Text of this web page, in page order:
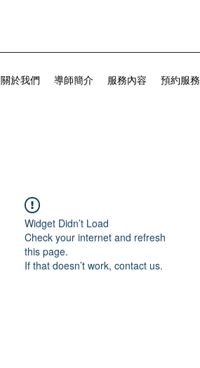
關於我們 導師簡介 服務內容 預約服務
Widget Didn’t Load
Check your internet and refresh
this page.
If that doesn’t work, contact us.